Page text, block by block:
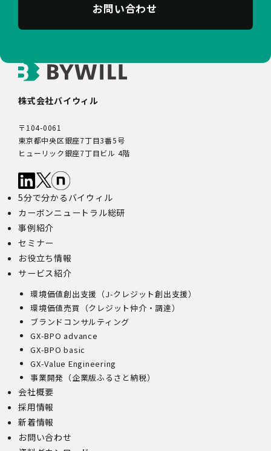
お問い合わせ
株式会社バイウィル
〒104-0061
東京都中央区銀座7丁目3番5号
ヒューリック銀座7丁目ビル 4階
5分で分かるバイウィル
カーボンニュートラル総研
事例紹介
セミナー
お役立ち情報
サービス紹介
環境価値創出支援（J-クレジット創出支援）
環境価値売買（クレジット仲介・調達）
ブランドコンサルティング
GX-BPO advance
GX-BPO basic
GX-Value Engineering
事業開発（企業版ふるさと納税）
会社概要
採用情報
新着情報
お問い合わせ